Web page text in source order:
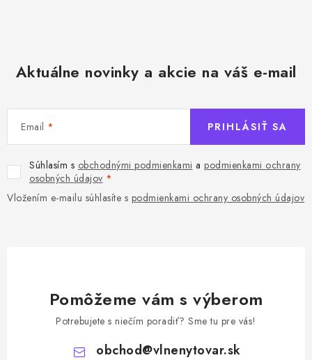
Aktuálne novinky a akcie na váš e-mail
Email
Súhlasím s obchodnými podmienkami a podmienkami ochrany
osobných údajov
Vložením e-mailu súhlasíte s podmienkami ochrany osobných údajov
PRIHLÁSIŤ SA
Pomôžeme vám s výberom
Potrebujete s niečím poradiť? Sme tu pre vás!
obchod@vlnenytovar.sk